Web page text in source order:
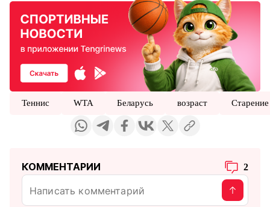
Теннис WTA Беларусь возраст Старение
КОММЕНТАРИИ 2